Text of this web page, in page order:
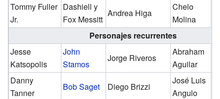
Tommy Fuller
Jr.
Dashiell y
Fox Messitt
Andrea Higa
Chelo
Molina
Personajes recurrentes
Jesse
Katsopolis
John
Stamos
Jorge Riveros
Abraham
Aguilar
Danny
Tanner
Bob Saget Diego Brizzi
José Luis
Angulo